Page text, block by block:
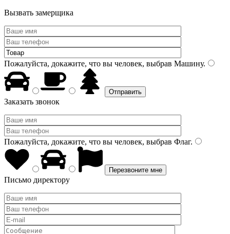
Вызвать замерщика
Пожалуйста, докажите, что вы человек, выбрав Машину.
Заказать звонок
Пожалуйста, докажите, что вы человек, выбрав Флаг.
Письмо директору